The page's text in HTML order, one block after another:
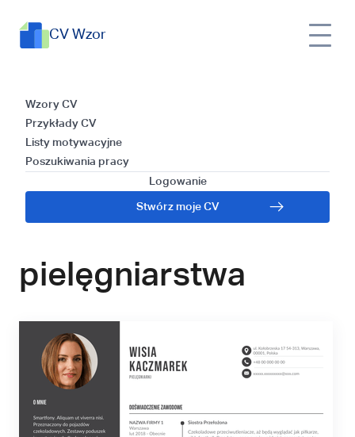
CV Wzor
Wzory CV
Przykłady CV
Listy motywacyjne
Poszukiwania pracy
Logowanie
Stwórz moje CV
Wzor
CV
Przewodnik po
pisaniu CV –
pielęgniarstwa